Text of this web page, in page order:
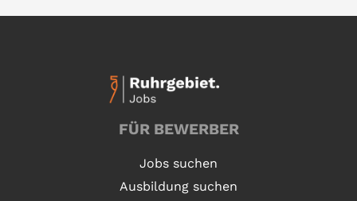
FÜR BEWERBER
Jobs suchen
Ausbildung suchen